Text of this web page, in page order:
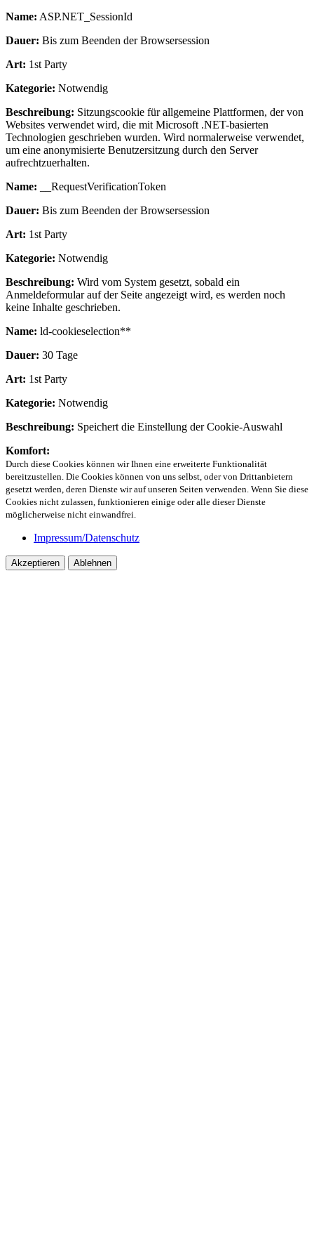
Name: ASP.NET_SessionId
Dauer: Bis zum Beenden der Browsersession
Art: 1st Party
Kategorie: Notwendig
Beschreibung: Sitzungscookie für allgemeine Plattformen, der von
Websites verwendet wird, die mit Microsoft .NET-basierten
Technologien geschrieben wurden. Wird normalerweise verwendet,
um eine anonymisierte Benutzersitzung durch den Server
aufrechtzuerhalten.
Name: __RequestVerificationToken
Dauer: Bis zum Beenden der Browsersession
Art: 1st Party
Kategorie: Notwendig
Beschreibung: Wird vom System gesetzt, sobald ein
Anmeldeformular auf der Seite angezeigt wird, es werden noch
keine Inhalte geschrieben.
Name: ld-cookieselection**
Dauer: 30 Tage
Art: 1st Party
Kategorie: Notwendig
Beschreibung: Speichert die Einstellung der Cookie-Auswahl
Komfort:
Durch diese Cookies können wir Ihnen eine erweiterte Funktionalität
bereitzustellen. Die Cookies können von uns selbst, oder von Drittanbietern
gesetzt werden, deren Dienste wir auf unseren Seiten verwenden. Wenn Sie diese
Cookies nicht zulassen, funktionieren einige oder alle dieser Dienste
möglicherweise nicht einwandfrei.
Impressum/Datenschutz
Akzeptieren Ablehnen